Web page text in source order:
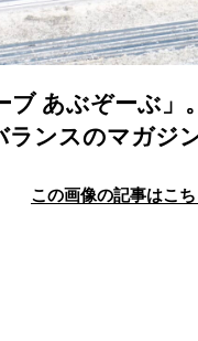
ブ あぶぞーぶ
ンスのマガジ
この画像の記事はこ